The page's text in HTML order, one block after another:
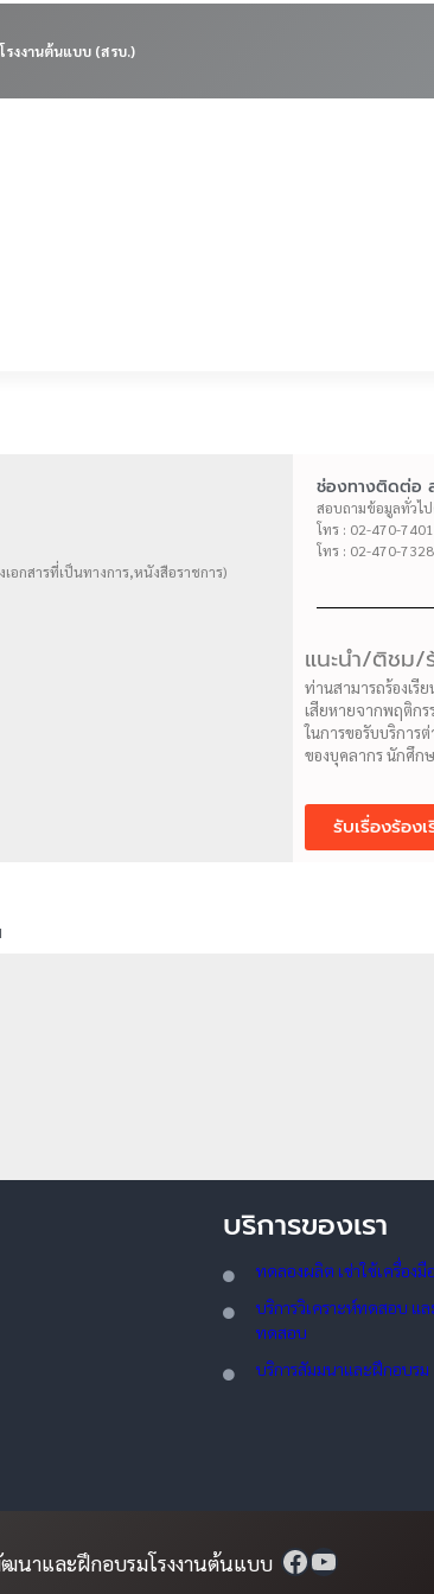
งงานต้นแบบ (สรบ.)
กสารที่เป็นทางการ,หนังสือราชการ)
ช่องทางติดต่อ
สอบถามข้อมูลทั่วไ
โทร : 02-470-7401
โทร : 02-470-7328
แนะนำ/ติชม/
ท่านสามารถร้องเรี
เสียหายจากพฤติกร
ในการขอรับบริการ
ของบุคลากร นักศึก
รับเรื่องร้อง
บริการของเรา
ทดลองผลิต เช่าใช้เครื่องมือ
บริการวิเคราะห์ทดสอบ แล
ทดสอบ
บริการสัมมนาและฝึกอบรม
นาและฝึกอบรมโรงงานต้นแบบ